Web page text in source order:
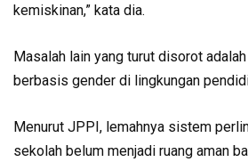
kemiskinan,” kata dia.
Masalah lain yang turut disorot
berbasis gender di lingkungan
Menurut JPPI, lemahnya sistem
sekolah belum menjadi ruang aman